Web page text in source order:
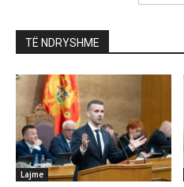
TË NDRYSHME
Lajme